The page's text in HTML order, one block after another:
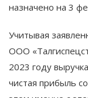
назначено на 3
Учитывая
ООО
2023 году
чистая прибыль